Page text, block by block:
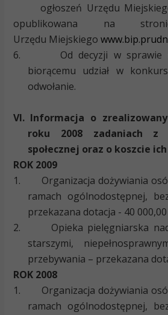
ogłoszeń Urzędu
opublikowana na
Urzędu Miejskiego
6.
Od decyzji w sprawie
biorącemu udział w
odwołanie.
VI. Informacja o
roku 2008 zadaniach z
społecznej oraz o koszcie
ROK 2009
1.
Organizacja dożywiania
ramach ogólnodostępnej,
przekazana dotacja - 40 000,00
2.
Opieka pielęgniarska
starszymi,
przebywania – przekazana
ROK 2008
1.
Organizacja dożywiania
ramach ogólnodostępnej,